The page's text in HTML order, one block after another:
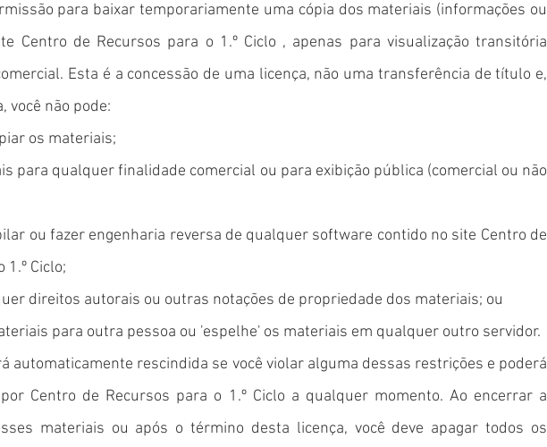
para baixar temporariamente uma cópia dos materiais (informações ou
Centro de Recursos para o 1.º Ciclo , apenas para visualização transitória
Esta é a concessão de uma licença, não uma transferência de título e,
você não pode:
os materiais;
para qualquer finalidade comercial ou para exibição pública (comercial ou não
ou fazer engenharia reversa de qualquer software contido no site Centro de
1.º Ciclo;
direitos autorais ou outras notações de propriedade dos materiais; ou
para outra pessoa ou 'espelhe' os materiais em qualquer outro servidor.
automaticamente rescindida se você violar alguma dessas restrições e poderá
Centro de Recursos para o 1.º Ciclo a qualquer momento. Ao encerrar a
materiais ou após o término desta licença, você deve apagar todos os